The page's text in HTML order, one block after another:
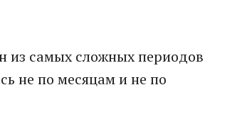
из самых сложных периодов
не по месяцам и не по